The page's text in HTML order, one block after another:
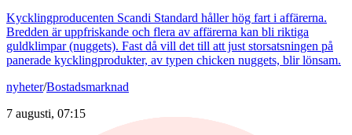
Kycklingproducenten Scandi Standard håller hög fart i affärerna.
Bredden är uppfriskande och flera av affärerna kan bli riktiga
guldklimpar (nuggets). Fast då vill det till att just storsatsningen på
panerade kycklingprodukter, av typen chicken nuggets, blir lönsam.
nyheter/Bostadsmarknad
7 augusti, 07:15